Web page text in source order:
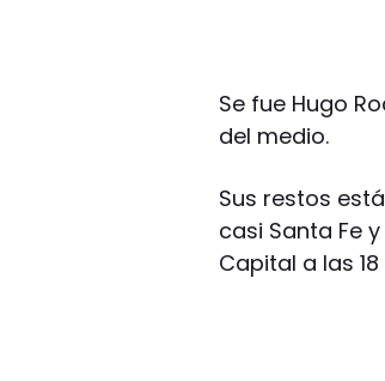
Se fue Hugo
del medio.
Sus restos
casi Santa Fe
Capital a las